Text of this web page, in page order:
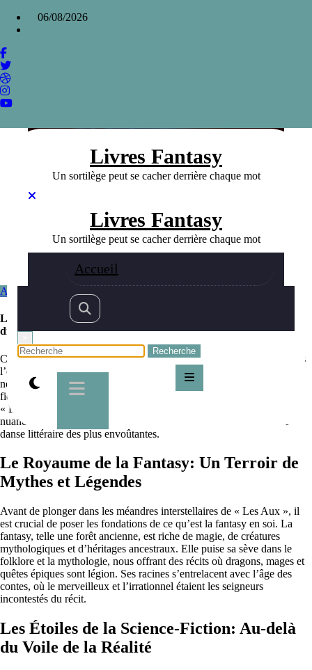
contenu
06/08/2026
Livres Fantasy
Un sortilège peut se cacher derrière chaque mot
Livres Fantasy
Un sortilège peut se cacher derrière chaque mot
Accueil
Les Aux de David Gunn : Science-fiction et
fantasy, quelles différences?
Auteurs Fanatsy
Les Aux de David Gunn : Science-fiction et fantasy, quelles
différences?
Chers adeptes des arcanes littéraires, où les mondes se façonnent dans
l’encre et le papier, bienvenue sur livres-fantasy.com. Aujourd’hui,
nous allons nous aventurer à la lisière des royaumes de la science-
fiction et de la fantasy, guidés par l’œuvre singulière de David Gunn,
« Les Aux ». Ce périple lexical nous permettra de distinguer les
nuances entre ces deux genres qui souvent s’entremêlent dans une
danse littéraire des plus envoûtantes.
Le Royaume de la Fantasy: Un Terroir de
Mythes et Légendes
Avant de plonger dans les méandres interstellaires de « Les Aux », il
est crucial de poser les fondations de ce qu’est la fantasy en soi. La
fantasy, telle une forêt ancienne, est riche de magie, de créatures
mythologiques et d’héritages ancestraux. Elle puise sa sève dans le
folklore et la mythologie, nous offrant des récits où dragons, mages et
quêtes épiques sont légion. Ses racines s’entrelacent avec l’âge des
contes, où le merveilleux et l’irrationnel étaient les seigneurs
incontestés du récit.
Les Étoiles de la Science-Fiction: Au-delà
du Voile de la Réalité